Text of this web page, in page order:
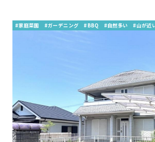
#家庭菜園 #ガーデニング #BBQ #自然多い #山が近